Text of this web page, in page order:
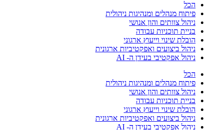
הכל
פיתוח מנהלים ומנהיגות ניהולית
ניהול צוותים והון אנושי
בניית תוכניות עבודה
הובלת שינוי וייעוץ ארגוני
ניהול ביצועים ואפקטיביות ארגונית
ניהול אפקטיבי בעידן ה- AI
הכל
פיתוח מנהלים ומנהיגות ניהולית
ניהול צוותים והון אנושי
בניית תוכניות עבודה
הובלת שינוי וייעוץ ארגוני
ניהול ביצועים ואפקטיביות ארגונית
ניהול אפקטיבי בעידן ה- AI